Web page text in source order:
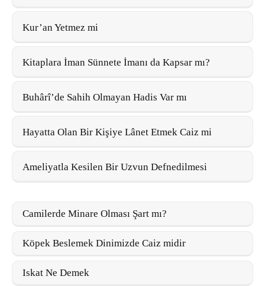
Kur’an Yetmez mi
Kitaplara İman Sünnete İmanı da Kapsar mı?
Buhârî’de Sahih Olmayan Hadis Var mı
Hayatta Olan Bir Kişiye Lânet Etmek Caiz mi
Ameliyatla Kesilen Bir Uzvun Defnedilmesi
Camilerde Minare Olması Şart mı?
Köpek Beslemek Dinimizde Caiz midir
Iskat Ne Demek